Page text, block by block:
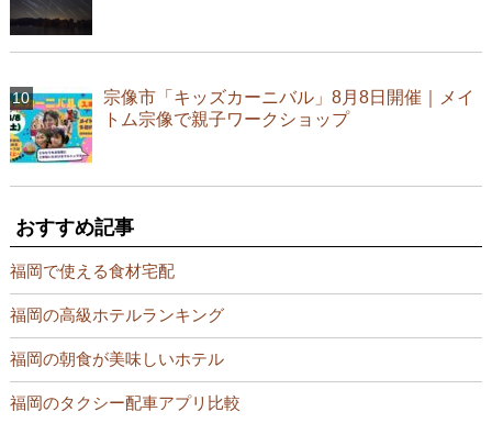
宗像市「キッズカーニバル」8月8日開催｜メイ
トム宗像で親子ワークショップ
おすすめ記事
福岡で使える食材宅配
福岡の高級ホテルランキング
福岡の朝食が美味しいホテル
福岡のタクシー配車アプリ比較